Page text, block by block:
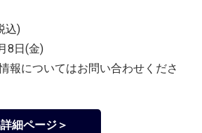
込)
8日(金)
報についてはお問い合わせくださ
細ページ＞